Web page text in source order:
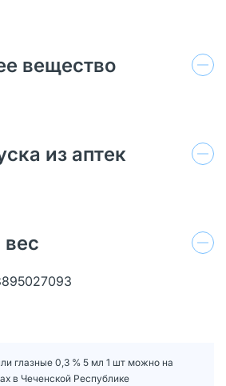
вещество
из аптек
глазные 0,3 % 5 мл 1 шт можно на
в Чеченской Республике